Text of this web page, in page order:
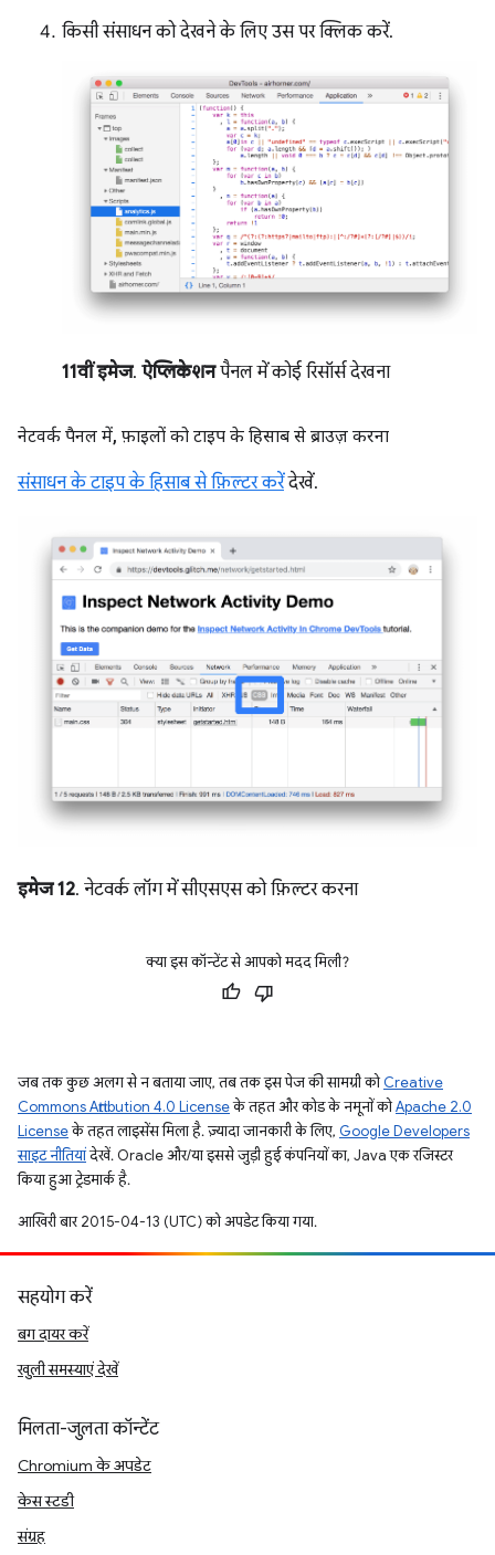
किसी संसाधन को देखने के लिए उस पर क्लिक करें.
11वीं इमेज. ऐप्लिकेशनपैनल में कोई रिसॉर्स देखना
नेटवर्क पैनल में, फ़ाइलों को टाइप के हिसाब से ब्राउज़ करना
संसाधन के टाइप के हिसाब से फ़िल्टर करेंदेखें.
इमेज 12. नेटवर्क लॉग में सीएसएस को फ़िल्टर करना
क्या इस कॉन्टेंट से आपको मदद मिली?
जब तक कुछ अलग से न बताया जाए, तब तक इस पेज की सामग्री कोCreative
Commons Attribution 4.0 Licenseके तहत और कोड के नमूनों कोApache 2.0
Licenseके तहत लाइसेंस मिला है. ज़्यादा जानकारी के लिए, Google Developers
साइट नीतियांदेखें. Oracle और/या इससे जुड़ी हुई कंपनियों का, Java एक रजिस्टर
किया हुआ ट्रेडमार्क है.
आखिरी बार 2015-04-13 (UTC) को अपडेट किया गया.
सहयोग करें
बग दायर करें
खुली समस्याएं देखें
मिलता-जुलता कॉन्टेंट
Chromium के अपडेट
केस स्टडी
संग्रह